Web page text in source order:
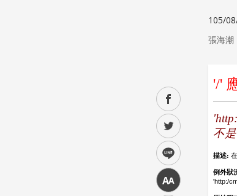
facebook
twitter
line
中
105/
張海潮